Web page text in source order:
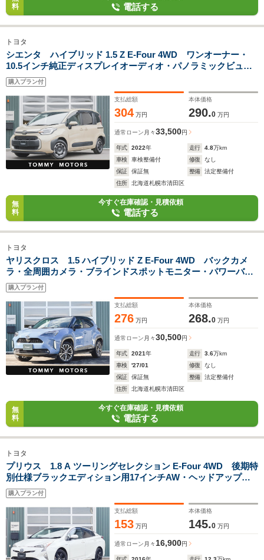
料
電話する
トヨタ
シエンタ ハイブリッド 1.5 Z E-Four 4WD ワンオーナー・
10.5インチ純正ディスプレイオーディオ・パノラミックビュー
M・両側電動スライドドア・トヨタチームメイト・トヨタセー
フティセンス・ブラインドスポットモニター・バックカメラ・
クリアランスソナー
購入プラン付
支払総額
304 万円
本体価格
290.0 万円
通常ローン 月々33,500円
年式 2022年 走行 4.8万km
車検
車検整備付 修復
なし
保証
保証無 整備
法定整備付
住所
北海道札幌市清田区
無
料
今すぐ在庫確認・見積依頼
電話する
トヨタ
ヤリスクロス 1.5 ハイブリッド Z E-Four 4WD バックカメ
ラ・全周囲カメラ・ブラインドスポットモニター・パワーバッ
クドア・アダプティブハイビーム・ETC・純正T-Connectナビ
購入プラン付
支払総額
276 万円
本体価格
268.0 万円
通常ローン 月々30,500円
年式 2021年 走行 3.6万km
車検
'27/01 修復
なし
保証
保証無 整備
法定整備付
住所
北海道札幌市清田区
無
料
今すぐ在庫確認・見積依頼
電話する
トヨタ
プリウス 1.8 A ツーリングセレクション E-Four 4WD 後期特
別仕様ブラックエディション用17インチAW・ヘッドアップデ
ィスプレイ・ブラインドスポットモニター・バックカメラ・
ETC・純正ナビ
購入プラン付
支払総額
153 万円
本体価格
145.0 万円
通常ローン 月々 16,900円